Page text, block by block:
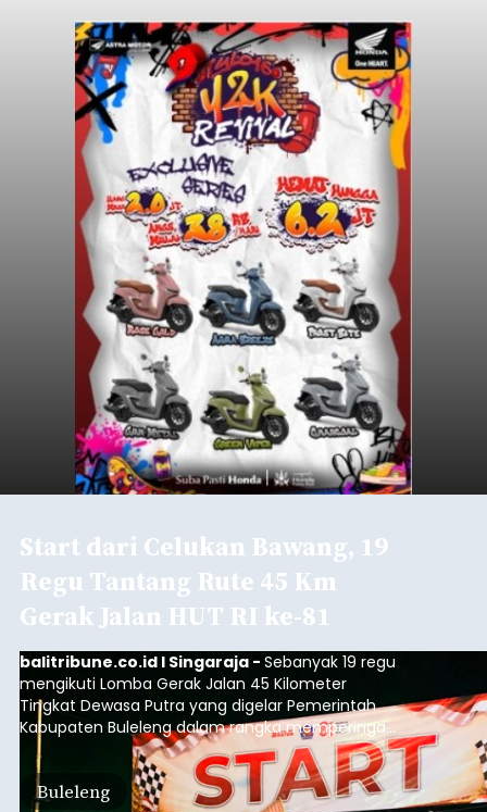
Start dari Celukan Bawang, 19
Regu Tantang Rute 45 Km
Gerak Jalan HUT RI ke-81
balitribune.co.id I Singaraja - Sebanyak 19 regu
mengikuti Lomba Gerak Jalan 45 Kilometer
Tingkat Dewasa Putra yang digelar Pemerintah
Kabupaten Buleleng dalam rangka memperingati
HUT ke-81 Kemerdekaan Republik Indonesia.
Lomba resmi dimulai dari Lapangan Sepak Bola
Desa Celukan Bawang, Sabtu (8/8/2026) malam.
Buleleng